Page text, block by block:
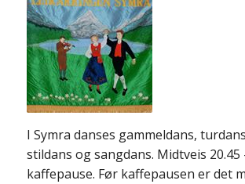
I Symra danses gammeldans,
stildans og sangdans. Midtveis 20.45
kaffepause. Før kaffepausen er det